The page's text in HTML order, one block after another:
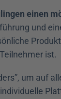
einen
und
ist.
um auf